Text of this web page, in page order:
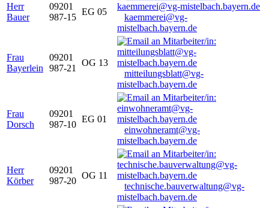
Herr
Bauer
09201
987-15
EG 05
kaemmerei@vg-
mistelbach.bayern.de
Frau
Bayerlein
09201
987-21
OG 13
mitteilungsblatt@vg-
mistelbach.bayern.de
Frau
Dorsch
09201
987-10
EG 01
einwohneramt@vg-
mistelbach.bayern.de
Herr
Körber
09201
987-20
OG 11
technische.bauverwaltung@vg-
mistelbach.bayern.de